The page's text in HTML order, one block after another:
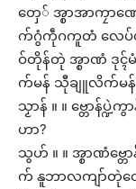
တှေ် အ္စာအာကၠာဏေ
က်ဂွံကဵုဂကူတံ လေပ်
ဝ်တိုန်တုဲ အ္စာဏံ ဒု
က်မန် သီုချူလိက်မန်
သၟာန် ။ ။ ဗ္တောန်ပ္
ဟာ?
သွဟ် ။ ။ အ္စာဏံဗ္တ
က် နူဘာလကျာ်တုဲတှ